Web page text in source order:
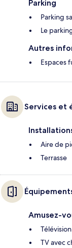
Parking
Parking
Le
Autres
Espaces
Services et
Aire de
Terrasse
Amusez-
TV avec